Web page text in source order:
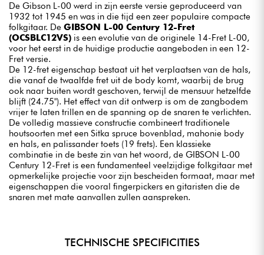
De Gibson L-00 werd in zijn eerste versie geproduceerd van
1932 tot 1945 en was in die tijd een zeer populaire compacte
folkgitaar. De GIBSON L-00 Century 12-Fret
(OCSBLC12VS) is een evolutie van de originele 14-Fret L-00,
voor het eerst in de huidige productie aangeboden in een 12-
Fret versie.
De 12-fret eigenschap bestaat uit het verplaatsen van de hals,
die vanaf de twaalfde fret uit de body komt, waarbij de brug
ook naar buiten wordt geschoven, terwijl de mensuur hetzelfde
blijft (24.75"). Het effect van dit ontwerp is om de zangbodem
vrijer te laten trillen en de spanning op de snaren te verlichten.
De volledig massieve constructie combineert traditionele
houtsoorten met een Sitka spruce bovenblad, mahonie body
en hals, en palissander toets (19 frets). Een klassieke
combinatie in de beste zin van het woord, de GIBSON L-00
Century 12-Fret is een fundamenteel veelzijdige folkgitaar met
opmerkelijke projectie voor zijn bescheiden formaat, maar met
eigenschappen die vooral fingerpickers en gitaristen die de
snaren met mate aanvallen zullen aanspreken.
TECHNISCHE SPECIFICITIES